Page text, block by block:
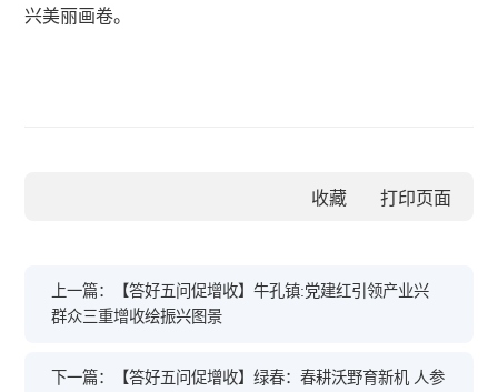
兴美丽画卷。
收藏
上一篇：【答好五问促增收】牛孔镇:党建红引领产业兴
群众三重增收绘振兴图景
下一篇：【答好五问促增收】绿春：春耕沃野育新机 人参